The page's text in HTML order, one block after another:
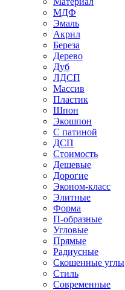
МДФ
Эмаль
Акрил
Береза
Дерево
Дуб
ЛДСП
Массив
Пластик
Шпон
Экошпон
С патиной
ДСП
Стоимость
Дешевые
Дорогие
Эконом-класс
Элитные
Форма
П-образные
Угловые
Прямые
Радиусные
Скошенные углы
Стиль
Современные